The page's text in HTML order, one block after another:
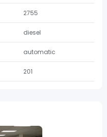
2755
diesel
automatic
201